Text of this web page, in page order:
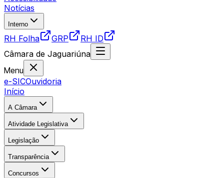
Notícias
Interno
RH Folha GRP
RH ID
Câmara de Jaguariúna
Menu
e-SICOuvidoria
Início
A Câmara
Atividade Legislativa
Legislação
Transparência
Concursos